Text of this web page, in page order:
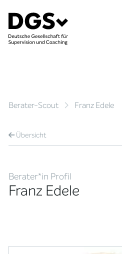
Berater-Scout Franz Edele
Übersicht
Berater*in Profil
Franz Edele